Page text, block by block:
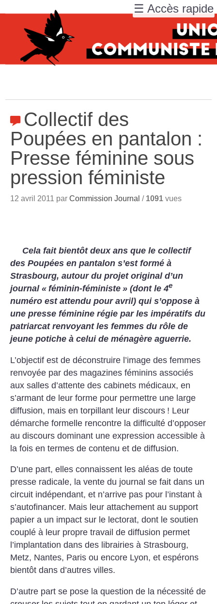
Collectif des
Poupées en pantalon :
Presse féminine sous
pression féministe
12 avril 2011 parCommission Journal / 1091 vues
Cela fait bientôt deux ans que le collectif
des Poupées en pantalon s’est formé à
Strasbourg, autour du projet original d’un
journal « féminin-féministe » (dont le 4e
numéro est attendu pour avril) qui s’oppose à
une presse féminine régie par les impératifs du
patriarcat renvoyant les femmes du rôle de
jeune potiche à celui de ménagère aguerrie.
L’objectif est de déconstruire l’image des femmes
renvoyée par des magazines féminins associés
aux salles d’attente des cabinets médicaux, en
s’armant de leur forme pour permettre une large
diffusion, mais en torpillant leur discours ! Leur
démarche formelle rencontre la difficulté d’opposer
au discours dominant une expression accessible à
la fois en termes de contenu et de diffusion.
D’une part, elles connaissent les aléas de toute
presse radicale, la vente du journal se fait dans un
circuit indépendant, et n’arrive pas pour l’instant à
s’autofinancer. Mais leur attachement au support
papier a un impact sur le lectorat, dont le soutien
couplé à leur propre travail de diffusion permet
l’implantation dans des librairies à Strasbourg,
Metz, Nantes, Paris ou encore Lyon, et espérons
bientôt dans d’autres villes.
D’autre part se pose la question de la nécessité de
☰ Accès rapide